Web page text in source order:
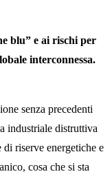
blu” e ai rischi per
interconnessa.
senza precedenti
industriale distruttiva
riserve energetiche e
cosa che si sta